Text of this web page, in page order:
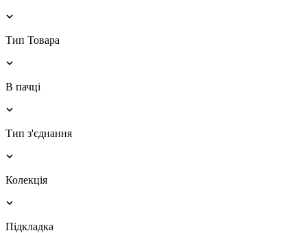
Тип Товара
В пачці
Тип з'єднання
Колекція
Підкладка